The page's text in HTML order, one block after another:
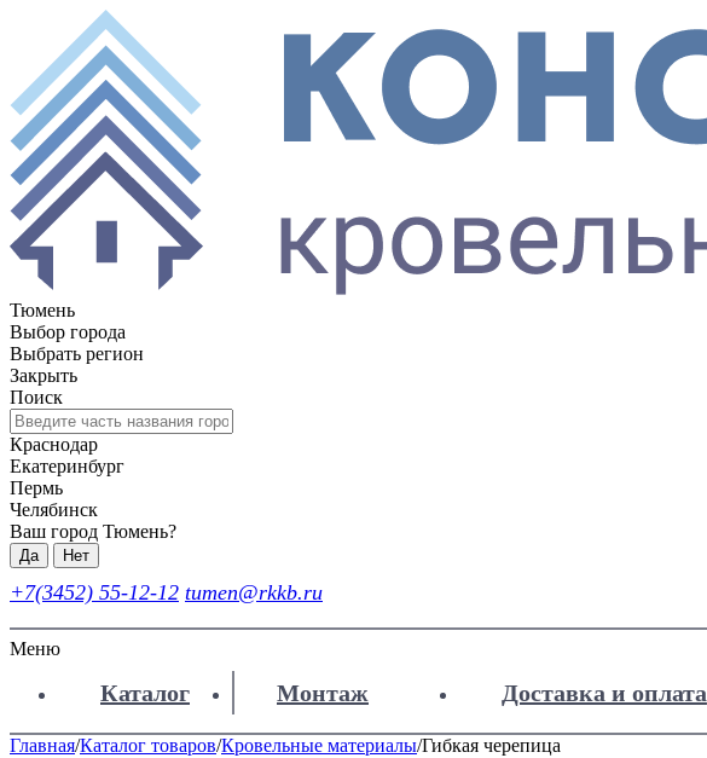
Тюмень
Выбор города
Выбрать регион
Закрыть
Поиск
Краснодар
Екатеринбург
Пермь
Челябинск
Ваш город Тюмень?
Да Нет
+7(3452) 55-12-12 tumen@rkkb.ru
Меню
Каталог Монтаж Доставка и оплата
Главная/Каталог товаров/Кровельные материалы/Гибкая черепица